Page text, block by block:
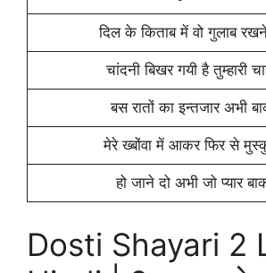
दिल के किताब में वो गुलाब
चांदनी बिखर गयी है तुम्हारी
बस रातों का इन्तजार अभी
मेरे ख्बोंवा में आकर फिर से
हो जाने दो अभी जो प्यार
Dosti Shayari 2